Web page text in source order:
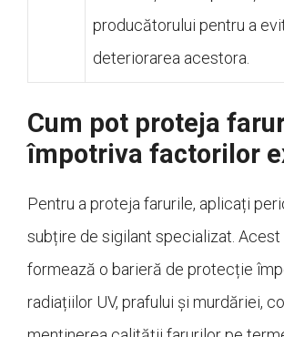
producătorului pentru a
deteriorarea acestora.
Cum pot proteja
împotriva factorilor
Pentru a proteja farurile, aplicați
subțire de sigilant specializat. Acest
formează o barieră de protecție
radiațiilor UV, prafului și murdăriei,